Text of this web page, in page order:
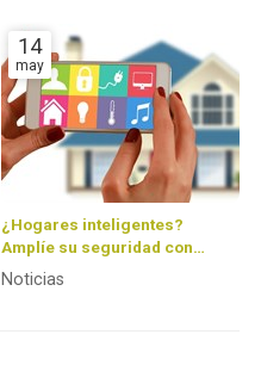
14
may
¿Hogares inteligentes?
Amplíe su seguridad con
Fichet Coruña
Noticias